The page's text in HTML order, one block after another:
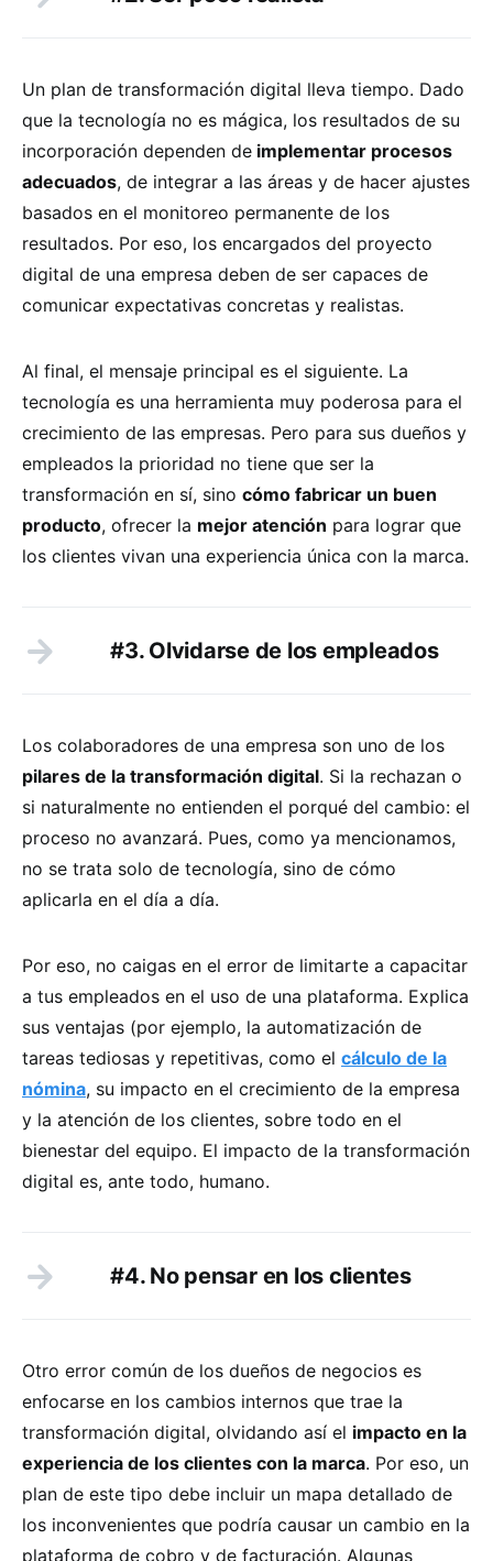
Un plan de transformación digital lleva tiempo. Dado
que la tecnología no es mágica, los resultados de su
incorporación dependen de implementar procesos
adecuados, de integrar a las áreas y de hacer ajustes
basados en el monitoreo permanente de los
resultados. Por eso, los encargados del proyecto
digital de una empresa deben de ser capaces de
comunicar expectativas concretas y realistas.
Al final, el mensaje principal es el siguiente. La
tecnología es una herramienta muy poderosa para el
crecimiento de las empresas. Pero para sus dueños y
empleados la prioridad no tiene que ser la
transformación en sí, sino cómo fabricar un buen
producto, ofrecer la mejor atención para lograr que
los clientes vivan una experiencia única con la marca.
#3. Olvidarse de los empleados
Los colaboradores de una empresa son uno de los
pilares de la transformación digital. Si la rechazan o
si naturalmente no entienden el porqué del cambio: el
proceso no avanzará. Pues, como ya mencionamos,
no se trata solo de tecnología, sino de cómo
aplicarla en el día a día.
Por eso, no caigas en el error de limitarte a capacitar
a tus empleados en el uso de una plataforma. Explica
sus ventajas (por ejemplo, la automatización de
tareas tediosas y repetitivas, como el cálculo de la
nómina, su impacto en el crecimiento de la empresa
y la atención de los clientes, sobre todo en el
bienestar del equipo. El impacto de la transformación
digital es, ante todo, humano.
#4. No pensar en los clientes
Otro error común de los dueños de negocios es
enfocarse en los cambios internos que trae la
transformación digital, olvidando así el impacto en la
experiencia de los clientes con la marca. Por eso, un
plan de este tipo debe incluir un mapa detallado de
los inconvenientes que podría causar un cambio en la
plataforma de cobro y de facturación. Algunas